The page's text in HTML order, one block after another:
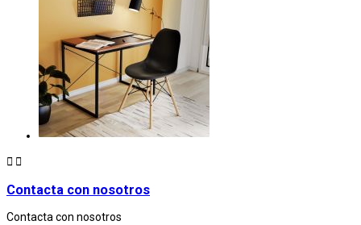
 
Contacta con nosotros
Contacta con nosotros